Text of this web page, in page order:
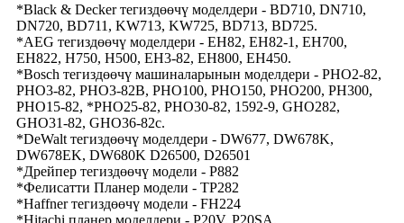
*Black & Decker тегиздөөчү моделдери - BD710, DN710,
DN720, BD711, KW713, KW725, BD713, BD725.
*AEG тегиздөөчү моделдери - EH82, EH82-1, EH700,
EH822, H750, H500, EH3-82, EH800, EH450.
*Bosch тегиздөөчү машиналарынын моделдери - PHO2-82,
PHO3-82, PHO3-82B, PHO100, PHO150, PHO200, PH300,
PHO15-82, *PHO25-82, PHO30-82, 1592-9, GHO282,
GHO31-82, GHO36-82c.
*DeWalt тегиздөөчү моделдери - DW677, DW678K,
DW678EK, DW680K D26500, D26501
*Дрейпер тегиздөөчү модели - P882
*Фелисатти Планер модели - TP282
*Haffner тегиздөөчү модели - FH224
*Hitachi планер моделдери - P20V, P20SA.